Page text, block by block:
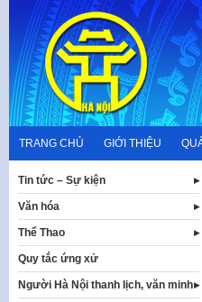
content
TRANG CHỦ GIỚI THIỆU
Tin tức – Sự kiện
Văn hóa
Thể Thao
Quy tắc ứng xử
Người Hà Nội thanh lịch, văn minh